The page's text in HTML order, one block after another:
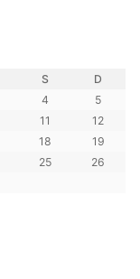
S D
4
5
11
12
18
19
25
26